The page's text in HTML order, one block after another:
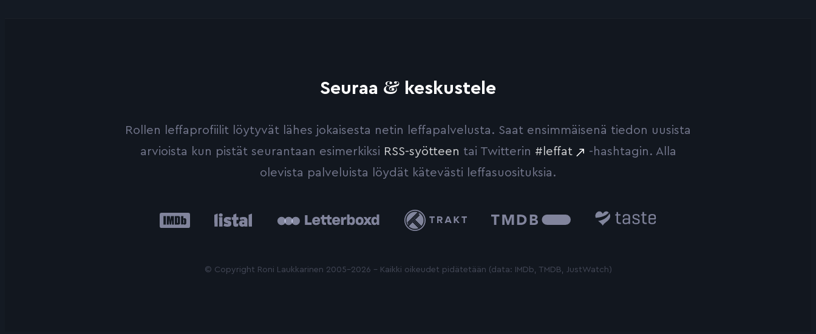
Seuraa & keskustele
Rollen leffaprofiilit löytyvät lähes jokaisesta netin leffapalvelusta. Saat ensimmäisenä tiedon uusista
arvioista kun pistät seurantaan esimerkiksi RSS-syötteen tai Twitterin #leffat
-hashtagin. Alla
olevista palveluista löydät kätevästi leffasuosituksia.
IMDb Trakt
Database
© Copyright Roni Laukkarinen 2005-2026 - Kaikki oikeudet pidätetään (data: IMDb, TMDB, JustWatch)